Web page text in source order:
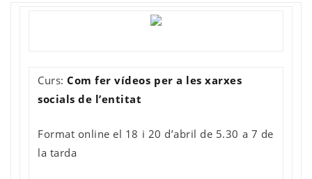
Curs:Com fer vídeos per a les xarxes
socials de l’entitat
Format online el 18 i 20 d’abril de 5.30 a 7 de
la tarda